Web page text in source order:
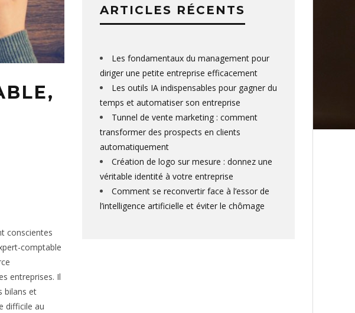
conscientes
comptable
entreprises. Il
bilans et
difficile au
ARTICLES RÉCENTS
Les fondamentaux du management pour
diriger une petite entreprise efficacement
Les outils IA indispensables pour gagner du
temps et automatiser son entreprise
Tunnel de vente marketing : comment
transformer des prospects en clients
automatiquement
Création de logo sur mesure : donnez une
véritable identité à votre entreprise
Comment se reconvertir face à l’essor de
l’intelligence artificielle et éviter le chômage